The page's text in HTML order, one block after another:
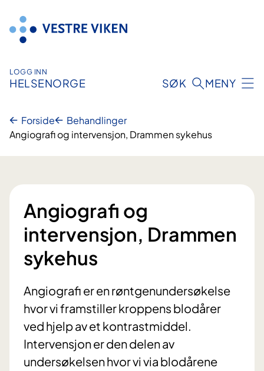
innhold
LOGG INN
HELSENORGE SØK MENY
Forside
Behandlinger
Angiografi og intervensjon, Drammen sykehus
Angiografi og
intervensjon, Drammen
sykehus
Angiografi er en røntgenundersøkelse
hvor vi framstiller kroppens blodårer
ved hjelp av et kontrastmiddel.
Intervensjon er den delen av
undersøkelsen hvor vi via blodårene